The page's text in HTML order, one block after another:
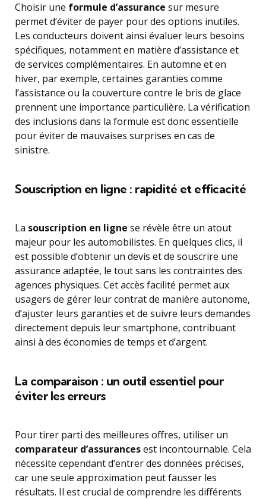
Choisir une formule d’assurance sur mesure
permet d’éviter de payer pour des options inutiles.
Les conducteurs doivent ainsi évaluer leurs besoins
spécifiques, notamment en matière d’assistance et
de services complémentaires. En automne et en
hiver, par exemple, certaines garanties comme
l’assistance ou la couverture contre le bris de glace
prennent une importance particulière. La vérification
des inclusions dans la formule est donc essentielle
pour éviter de mauvaises surprises en cas de
sinistre.
Souscription en ligne : rapidité et efficacité
La souscription en ligne se révèle être un atout
majeur pour les automobilistes. En quelques clics, il
est possible d’obtenir un devis et de souscrire une
assurance adaptée, le tout sans les contraintes des
agences physiques. Cet accès facilité permet aux
usagers de gérer leur contrat de manière autonome,
d’ajuster leurs garanties et de suivre leurs demandes
directement depuis leur smartphone, contribuant
ainsi à des économies de temps et d’argent.
La comparaison : un outil essentiel pour
éviter les erreurs
Pour tirer parti des meilleures offres, utiliser un
comparateur d’assurancesest incontournable. Cela
nécessite cependant d’entrer des données précises,
car une seule approximation peut fausser les
résultats. Il est crucial de comprendre les différents